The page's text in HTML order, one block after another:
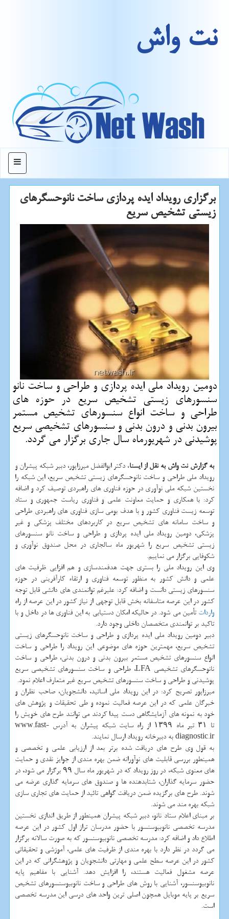
نت واش
منو
برگزاری رویداد ایده پردازی ساخت نانوحسگرهای
زیستی تشخیص سریع
دومین رویداد ملی ایده پردازی و طراحی و ساخت نانو
سنسورهای زیستی تشخیص سریع در حوزه های
طراحی و ساخت انواع سنسورهای تشخیص مستمر
بیرون بدنی و درون بدنی و سنسورهای تشخیصی سریع
پوشیدنی در شهریورماه سال جاری برگزار می گردد.
به گزارش نت واش به نقل از ایسنا، دکتر ابوالفضل میرزاپور، دبیر شبکه پیشران و
رویداد ملی طراحی و ساخت نانوحسگرهای زیستی تشخیص سریع، این شبکه را
نخستین شبکه ملی نوآوری در حوزه فناوری های راهبردی توصیف کرد و اضافه
کرد: با همکاری و حمایت معاونت علمی و فناوری ریاست جمهوری و ستاد
توسعه زیست فناوری کشور و با هدف بومی سازی فناوری های راهبردی طراحی
و ساخت سامانه های تشخیص سریع در کاربردهای مختلف پزشکی و غیر
پزشکی، دومین رویداد ملی ایده پردازی و طراحی و ساخت نانو سنسورهای
زیستی تشخیص سریع را شهریور ماه سالجاری در محل صندوق نوآوری و
شکوفایی برگزار می نماییم.
وی این رویداد ملی را بستری جهت هدفمندسازی و هم افزایی ظرفیت های
علمی و دانش کشور به منظور توسعه فناوری و ارتقاء کارآفرینی در حوزه
سنسورهای زیستی دانست و اضافه کرد: علیرغم توانمندی های دانشی قابل توجه
کشور در این عرصه متاسفانه بخش قابل توجهی از نیاز کشور در این عرصه از راه
وارداتتأمین می شود. در حالیکه امکان دستیابی به این فناوری ها در داخل و با
تاکید بر توانمندی متخصصان داخلی وجود دارد.
دبیر دومین رویداد ملی ایده پردازی و طراحی و ساخت نانوحسگرهای زیستی
تشخیص سریع، مهمترین حوزه های موضوعی این رویداد را طراحی و ساخت
انواع سنسورهای تشخیص مستمر بیرون بدنی و درون بدنی، طراحی و ساخت
نانوحسگرهای تشخیصی LFA، طراحی و ساخت سنسورهای تشخیصی سریع
پوشیدنی و طراحی و ساخت سنسورهای تشخیص سریع غیر متعارف اعلام نمود.
میرزاپور تصریح کرد: در این رویداد ملی اساتید، دانشجویان، صاحب نظران و
خبرگان علمی که در این عرصه فعالیت نموده و طی تحقیقات و پژوهش های
خود به نمونه های آزمایشگاهی دست پیدا کردند می توانند طرح های خویش را
تا ۳۱ تیر ماه ۱۳۹۹ از راه سایت شبکه پیشران به آدرس www.fast-
diagnostic.ir به دبیرخانه رویداد ارسال نمایند.
به قول وی طرح های دریافت شده برتر بعد از ارزیابی علمی و تخصصی و
همینطور بررسی قابلیت های نوآورانه ضمن بهره مندی از جوایز نقدی و حمایت
های معنوی شبکه، در روز رویداد که در شهریور ماه سال ۹۹ برگزار می شود، در
حضور سرمایه گذاران، شتابدهنده ها و صندوق های سرمایه گذاری عرضه می
شوند. طرح های برگزیده ضمن دریافت گواهی تائید از حمایت های تجاری سازی
شبکه بهره مند می شوند.
بر مبنای اعلام ستاد نانو، دبیر شبکه پیشران همینطور از طریق اندازی نخستین
مدرسه تخصصی نانوبیوسنسور با حضور مدرسان تراز اول کشور در این عرصه
اطلاع داد و اضافه کرد: مدرسه تخصصی نانوبیوسنسور که به صورت سالانه برگزار
می گردد در نظر دارد با بهره مندی از ظرفیت های علمی، آموزشی و تحقیقاتی
کشور در این عرصه سطح علمی و مهارتی دانشجویان و پژوهشگرانی که در این
عرصه مشغول فعالیت هستند، را افزایش دهد. آشنایی با مفاهیم پایه
نانوبیوسنسور، آشنایی با روش های طراحی و ساخت نانوبیوسنسورهای تشخیص
سریع بر پایه موبایل همچون اصلی ترین واحد های درسی این مدرسه تخصصی
است.